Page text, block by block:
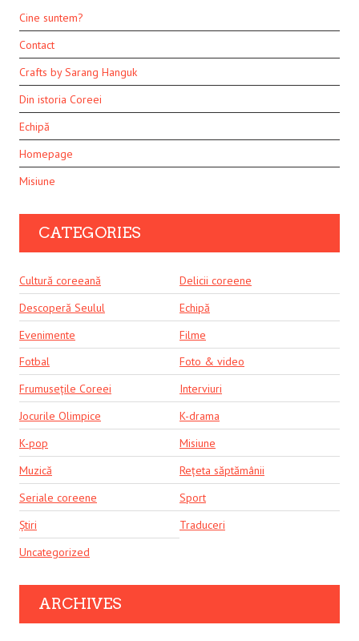
Cine suntem?
Contact
Crafts by Sarang Hanguk
Din istoria Coreei
Echipă
Homepage
Misiune
CATEGORIES
Cultură coreeană
Delicii coreene
Descoperă Seulul
Echipă
Evenimente
Filme
Fotbal
Foto & video
Frumusețile Coreei
Interviuri
Jocurile Olimpice
K-drama
K-pop
Misiune
Muzică
Rețeta săptămânii
Seriale coreene
Sport
Știri
Traduceri
Uncategorized
ARCHIVES